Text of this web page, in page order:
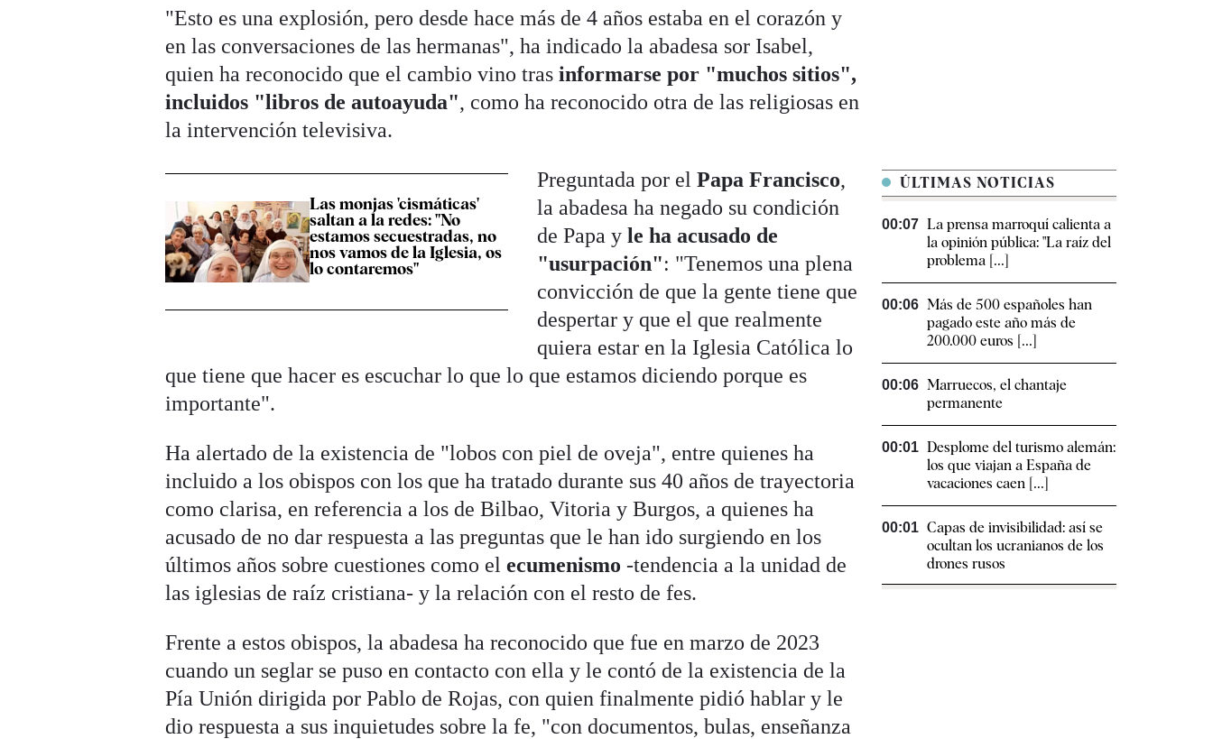
"Esto es una explosión, pero desde hace más de 4 años estaba en el corazón y
en las conversaciones de las hermanas", ha indicado la abadesa sor Isabel,
quien ha reconocido que el cambio vino tras informarse por "muchos sitios",
incluidos "libros de autoayuda", como ha reconocido otra de las religiosas en
la intervención televisiva.
Las monjas 'cismáticas'
saltan a la redes: "No
estamos secuestradas, no
nos vamos de la Iglesia, os
lo contaremos"
Preguntada por elPapa Francisco,
la abadesa ha negado su condición
de Papa yle ha acusado de
"usurpación": "Tenemos una plena
convicción de que la gente tiene que
despertar y que el que realmente
quiera estar en la Iglesia Católica lo
que tiene que hacer es escuchar lo que lo que estamos diciendo porque es
importante".
Ha alertado de la existencia de "lobos con piel de oveja", entre quienes ha
incluido a los obispos con los que ha tratado durante sus 40 años de trayectoria
como clarisa, en referencia a los de Bilbao, Vitoria y Burgos, a quienes ha
acusado de no dar respuesta a las preguntas que le han ido surgiendo en los
últimos años sobre cuestiones como elecumenismo -tendencia a la unidad de
las iglesias de raíz cristiana- y la relación con el resto de fes.
Frente a estos obispos, la abadesa ha reconocido que fue en marzo de 2023
cuando un seglar se puso en contacto con ella y le contó de la existencia de la
Pía Unión dirigida por Pablo de Rojas, con quien finalmente pidió hablar y le
dio respuesta a sus inquietudes sobre la fe, "con documentos, bulas, enseñanza
ÚLTIMAS NOTICIAS
00:07 La prensa marroquí calienta a
la opinión pública: "La raíz del
problema [...]
00:06 Más de 500 españoles han
pagado este año más de
200.000 euros [...]
00:06 Marruecos, el chantaje
permanente
00:01 Desplome del turismo alemán:
los que viajan a España de
vacaciones caen [...]
00:01 Capas de invisibilidad: así se
ocultan los ucranianos de los
drones rusos